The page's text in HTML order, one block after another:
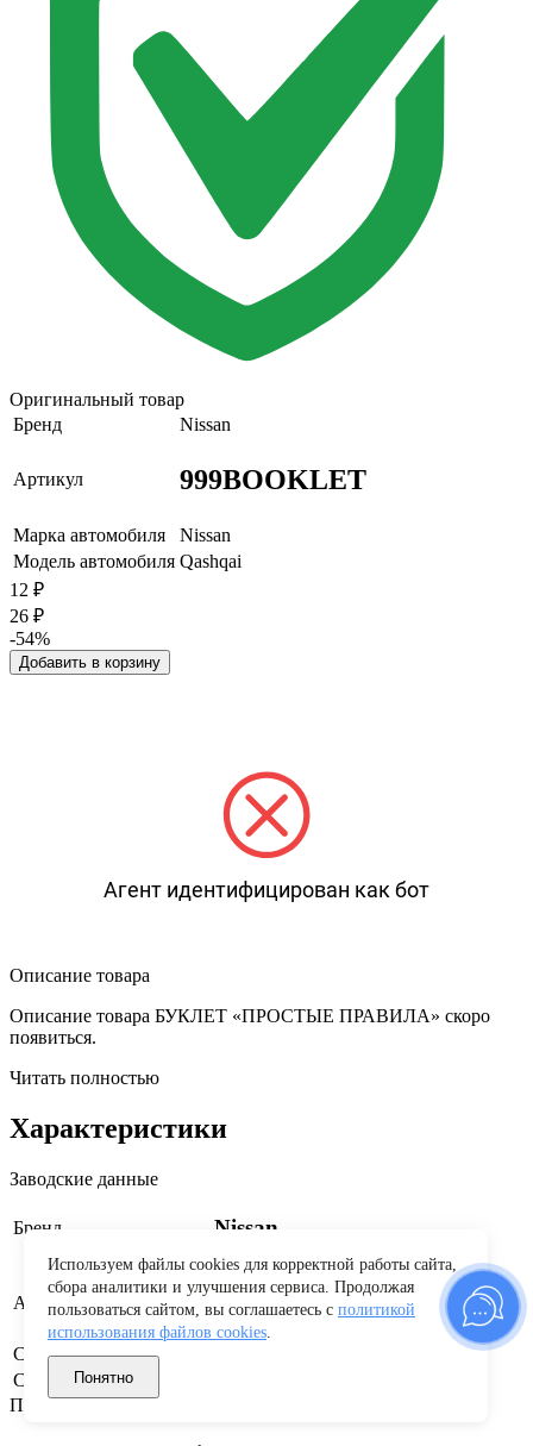
Оригинальный товар
Бренд
Nissan
Артикул 999BOOKLET
Марка автомобиля
Nissan
Модель автомобиля Qashqai
12 ₽
26 ₽
-54%
Добавить в корзину
Агент идентифицирован как бот
Описание товара
Описание товара БУКЛЕТ «ПРОСТЫЕ ПРАВИЛА» скоро
появиться.
Читать полностью
Характеристики
Заводские данные
Бренд Nissan
Артикул производителя 999BOOKLET
Страна бренда
Страна производства
Применяемость
Используем файлы cookies для корректной работы сайта,
сбора аналитики и улучшения сервиса. Продолжая
пользоваться сайтом, вы соглашаетесь с политикой
использования файлов cookies.
Понятно